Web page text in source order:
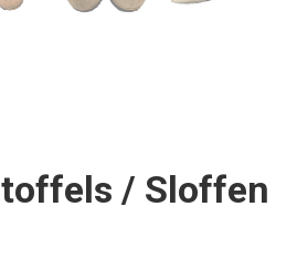
/ Sloffen